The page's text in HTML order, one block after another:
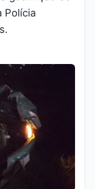
Polícia